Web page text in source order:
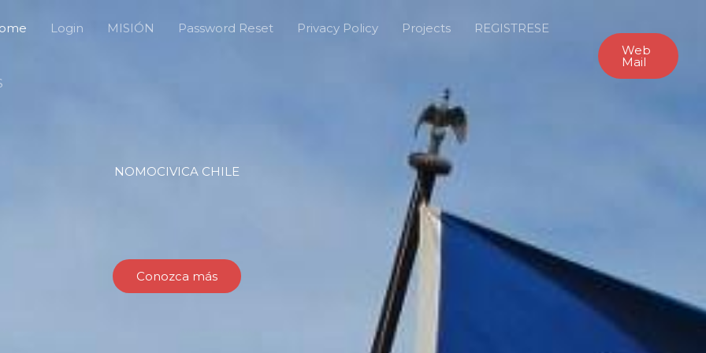
Login MISIÓN Password Reset Privacy Policy Projects REGISTRESE
Web
Mail
NOMOCIVICA CHILE
Conozca más